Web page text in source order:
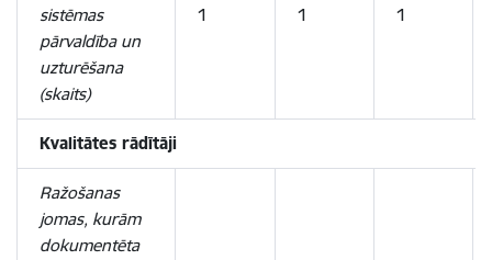
sistēmas
pārvaldība un
uzturēšana
(skaits)
1 1 1
Kvalitātes rādītāji
Ražošanas
jomas, kurām
dokumentēta